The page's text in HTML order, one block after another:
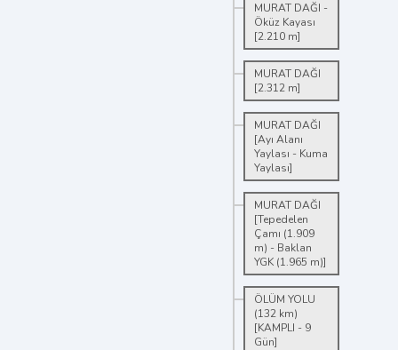
MURAT DAĞI -
Öküz Kayası
[2.210 m]
MURAT DAĞI
[2.312 m]
MURAT DAĞI
[Ayı Alanı
Yaylası - Kuma
Yaylası]
MURAT DAĞI
[Tepedelen
Çamı (1.909
m) - Baklan
YGK (1.965 m)]
ÖLÜM YOLU
(132 km)
[KAMPLI - 9
Gün]